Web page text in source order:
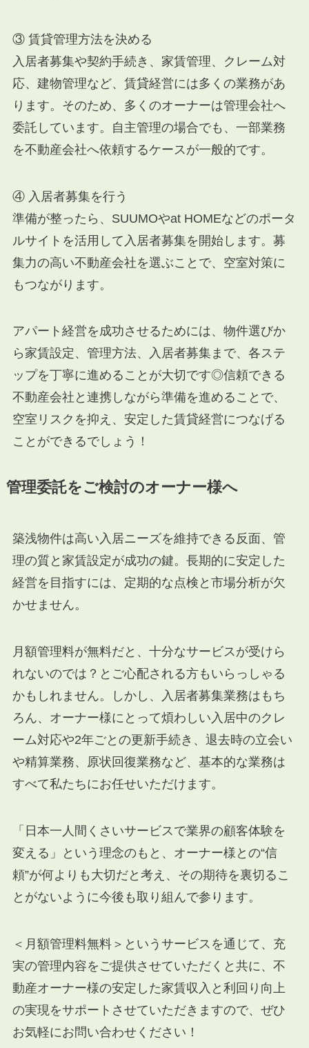
③ 賃貸管理方法を決める
入居者募集や契約手続き、家賃管理、クレーム対
応、建物管理など、賃貸経営には多くの業務があ
ります。そのため、多くのオーナーは管理会社へ
委託しています。自主管理の場合でも、一部業務
を不動産会社へ依頼するケースが一般的です。
④ 入居者募集を行う
準備が整ったら、SUUMOやat HOMEなどのポータ
ルサイトを活用して入居者募集を開始します。募
集力の高い不動産会社を選ぶことで、空室対策に
もつながります。
アパート経営を成功させるためには、物件選びか
ら家賃設定、管理方法、入居者募集まで、各ステ
ップを丁寧に進めることが大切です◎信頼できる
不動産会社と連携しながら準備を進めることで、
空室リスクを抑え、安定した賃貸経営につなげる
ことができるでしょう！
管理委託をご検討のオーナー様へ
築浅物件は高い入居ニーズを維持できる反面、管
理の質と家賃設定が成功の鍵。長期的に安定した
経営を目指すには、定期的な点検と市場分析が欠
かせません。
月額管理料が無料だと、十分なサービスが受けら
れないのでは？とご心配される方もいらっしゃる
かもしれません。しかし、入居者募集業務はもち
ろん、オーナー様にとって煩わしい入居中のクレ
ーム対応や2年ごとの更新手続き、退去時の立会い
や精算業務、原状回復業務など、基本的な業務は
すべて私たちにお任せいただけます。
「日本一人間くさいサービスで業界の顧客体験を
変える」という理念のもと、オーナー様との“信
頼”が何よりも大切だと考え、その期待を裏切るこ
とがないように今後も取り組んで参ります。
＜月額管理料無料＞というサービスを通じて、充
実の管理内容をご提供させていただくと共に、不
動産オーナー様の安定した家賃収入と利回り向上
の実現をサポートさせていただきますので、ぜひ
お気軽にお問い合わせください！